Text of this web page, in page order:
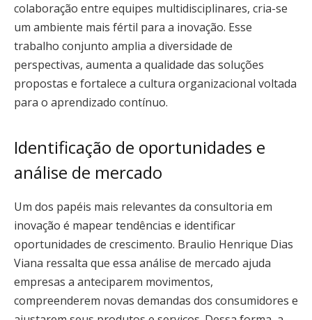
colaboração entre equipes multidisciplinares, cria-se
um ambiente mais fértil para a inovação. Esse
trabalho conjunto amplia a diversidade de
perspectivas, aumenta a qualidade das soluções
propostas e fortalece a cultura organizacional voltada
para o aprendizado contínuo.
Identificação de oportunidades e
análise de mercado
Um dos papéis mais relevantes da consultoria em
inovação é mapear tendências e identificar
oportunidades de crescimento. Braulio Henrique Dias
Viana ressalta que essa análise de mercado ajuda
empresas a anteciparem movimentos,
compreenderem novas demandas dos consumidores e